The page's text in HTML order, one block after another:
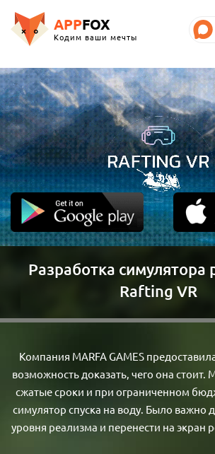
APPFOX
Кодим ваши мечты
Разработка симулятора
Rafting VR
Компания MARFA GAMES
возможность доказать, чего она
сжатые сроки и при ограниченном
симулятор спуска на воду. Было важно
уровня реализма и перенести на экран